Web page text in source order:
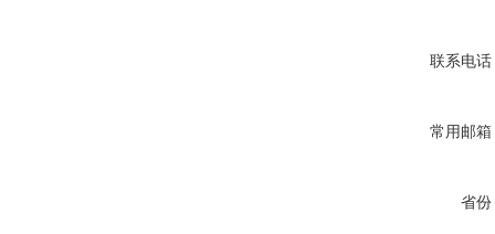
联系电话
常用邮箱
省份